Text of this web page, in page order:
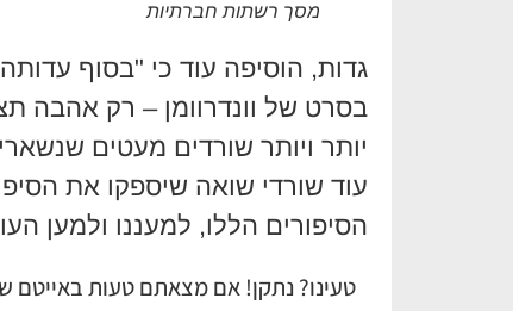
מסך רשתות חברתיות
גדות, הוסיפה עוד כי "בסוף
בסרט של וונדרוומן – רק אהבה
עוד שורדי שואה שיספקו את
הסיפורים הללו, למעננו ולמען
טעינו? נתקן! אם מצאתם טעות באייטם